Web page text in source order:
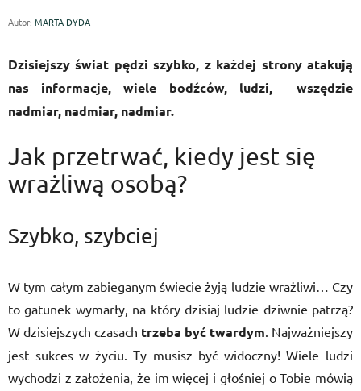
Autor: MARTA DYDA
Dzisiejszy świat pędzi szybko, z każdej strony atakują
nas informacje, wiele bodźców, ludzi, wszędzie
nadmiar, nadmiar, nadmiar.
Jak przetrwać, kiedy jest się
wrażliwą osobą?
Szybko, szybciej
W tym całym zabieganym świecie żyją ludzie wrażliwi… Czy
to gatunek wymarły, na który dzisiaj ludzie dziwnie patrzą?
W dzisiejszych czasach trzeba być twardym. Najważniejszy
jest sukces w życiu. Ty musisz być widoczny! Wiele ludzi
wychodzi z założenia, że im więcej i głośniej o Tobie mówią